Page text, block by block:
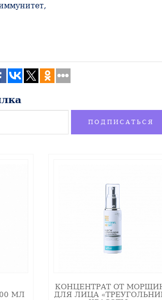
кислоты – эпидермальное
обеспечивающих, в конечном
альфа-гидроксикислоты)
лактопилинга обусловлено
коллагена и эластина.
молочную кислоту, осветляют
и противовоспалительное
(в составе NMF) защищает
ПОДПИСАТЬСЯ
МЛ
КОНЦЕНТРАТ ОТ
ДЛЯ ЛИЦА